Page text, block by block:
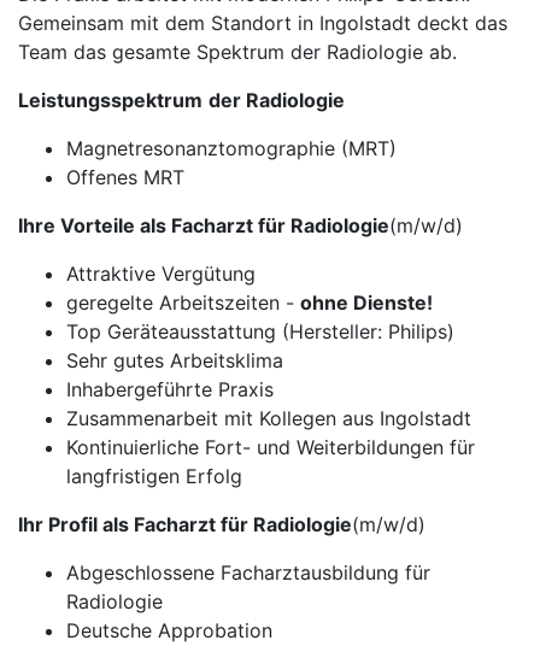
Gemeinsam mit dem Standort in Ingolstadt deckt das
Team das gesamte Spektrum der Radiologie ab.
Leistungsspektrum der Radiologie
Magnetresonanztomographie (MRT)
Offenes MRT
Ihre Vorteile als Facharzt für Radiologie(m/w/d)
Attraktive Vergütung
geregelte Arbeitszeiten - ohne Dienste!
Top Geräteausstattung (Hersteller: Philips)
Sehr gutes Arbeitsklima
Inhabergeführte Praxis
Zusammenarbeit mit Kollegen aus Ingolstadt
Kontinuierliche Fort- und Weiterbildungen für
langfristigen Erfolg
Ihr Profil als Facharzt für Radiologie(m/w/d)
Abgeschlossene Facharztausbildung für
Radiologie
Deutsche Approbation